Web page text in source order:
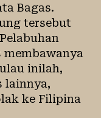
Bagas.
tersebut
inilah,
lainnya,
ke Filipina